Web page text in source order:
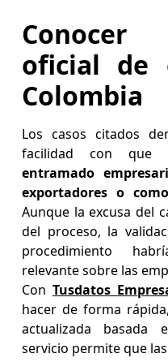
Conocer
oficial de
Colombia
Los casos citados
facilidad con que
entramado
exportadores o
Aunque la excusa del
del proceso, la
procedimiento
relevante sobre las
Con Tusdatos
hacer de forma
actualizada basada
servicio permite que